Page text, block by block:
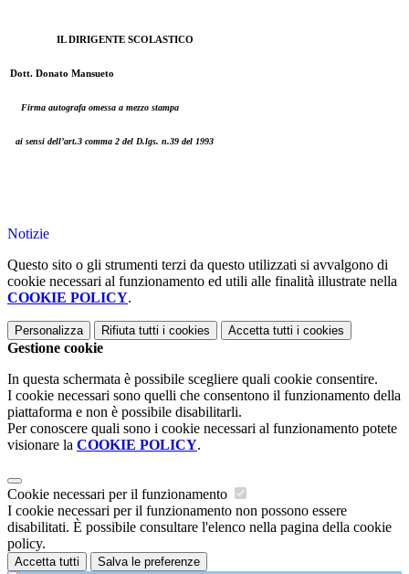
IL DIRIGENTE SCOLASTICO
Dott. Donato Mansueto
Firma autografa omessa a mezzo stampa
ai sensi dell’art.3 comma 2 del D.lgs. n.39 del 1993
Notizie
Questo sito o gli strumenti terzi da questo utilizzati si avvalgono di
cookie necessari al funzionamento ed utili alle finalità illustrate nella
COOKIE POLICY.
Personalizza Rifiuta tutti i cookies Accetta tutti i cookies
Gestione cookie
In questa schermata è possibile scegliere quali cookie consentire.
I cookie necessari sono quelli che consentono il funzionamento della
piattaforma e non è possibile disabilitarli.
Per conoscere quali sono i cookie necessari al funzionamento potete
visionare la COOKIE POLICY.
Cookie necessari per il funzionamento
I cookie necessari per il funzionamento non possono essere
disabilitati. È possibile consultare l'elenco nella pagina della cookie
policy.
Accetta tutti Salva le preferenze